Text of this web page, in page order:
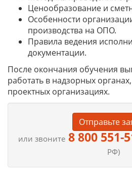
Ценообразование и
Особенности
производства на ОПО.
Правила ведения
документации.
После окончания обучения
работать в надзорных
проектных организациях.
Отправьте
или звоните 8 800 551-
РФ)